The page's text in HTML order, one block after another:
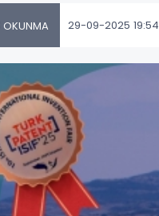
OKUNMA 29-09-2025 19:54